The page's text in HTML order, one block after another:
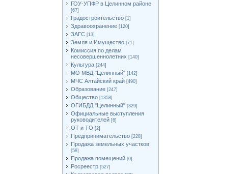
ГОУ-УПФР в Целинном районе
[67]
Градостроительство [1]
Здравоохранение [120]
ЗАГС [13]
Земля и Имущество [71]
Комиссия по делам
несовершеннолетних [140]
Культура [244]
МО МВД "Целинный" [142]
МЧС Алтайский край [490]
Образование [247]
Общество [1358]
ОГИБДД "Целинный" [329]
Официальные выступления
руководителей [6]
ОТ и ТО [2]
Предпринимательство [228]
Продажа земельных участков
[58]
Продажа помещений [0]
Росреестр [527]